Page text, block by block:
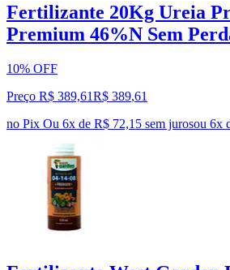
Fertilizante 20Kg Ureia
Premium 46%N Sem
10% OFF
Preço R$ 389,61R$ 389,61
no Pix Ou 6x de R$ 72,15 sem jurosou 6x